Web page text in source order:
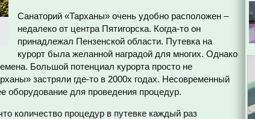
Санаторий «Тарханы» очень удобно расположен –
недалеко от центра Пятигорска. Когда-то он
принадлежал Пензенской области. Путевка на
курорт была желанной наградой для многих. Однако
Большой потенциал курорта просто не
застряли где-то в 2000х годах. Несовременный
оборудование для проведения процедур.
количество процедур в путевке каждый раз